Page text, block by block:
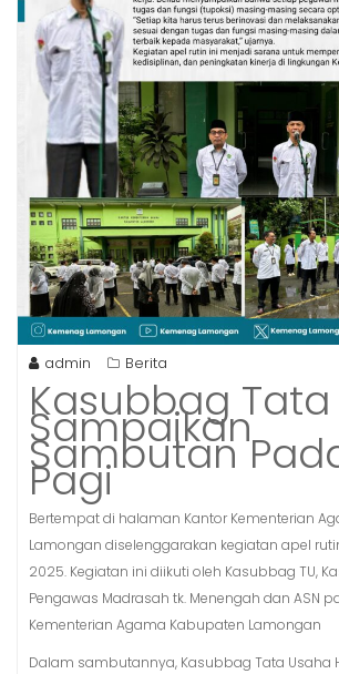
admin Berita
Kasubbag
Sampaikan
Sambutan
Pagi
Bertempat di halaman Kantor Kementerian
Lamongan diselenggarakan kegiatan apel
2025. Kegiatan ini diikuti oleh Kasubbag TU,
Pengawas Madrasah tk. Menengah dan ASN
Kementerian Agama Kabupaten Lamongan
Dalam sambutannya, Kasubbag Tata Usaha